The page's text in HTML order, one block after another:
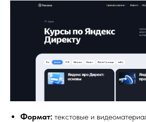
Формат: текстовые и